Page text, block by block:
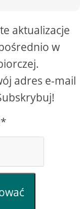
aktualizacje
w
adres e-mail